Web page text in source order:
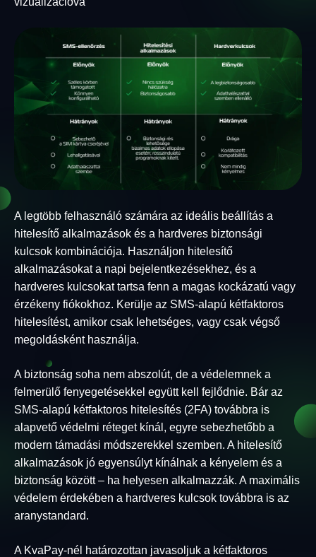
A legtöbb felhasználó számára az ideális beállítás a
hitelesítő alkalmazások és a hardveres biztonsági
kulcsok kombinációja. Használjon hitelesítő
alkalmazásokat a napi bejelentkezésekhez, és a
hardveres kulcsokat tartsa fenn a magas kockázatú vagy
érzékeny fiókokhoz. Kerülje az SMS-alapú kétfaktoros
hitelesítést, amikor csak lehetséges, vagy csak végső
megoldásként használja.
A biztonság soha nem abszolút, de a védelemnek a
felmerülő fenyegetésekkel együtt kell fejlődnie. Bár az
SMS-alapú kétfaktoros hitelesítés (2FA) továbbra is
alapvető védelmi réteget kínál, egyre sebezhetőbb a
modern támadási módszerekkel szemben. A hitelesítő
alkalmazások jó egyensúlyt kínálnak a kényelem és a
biztonság között – ha helyesen alkalmazzák. A maximális
védelem érdekében a hardveres kulcsok továbbra is az
aranystandard.
A KvaPay-nél határozottan javasoljuk a kétfaktoros